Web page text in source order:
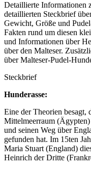
Detaillierte Informationen
detaillierten Steckbrief
Gewicht, Größe und
Fakten rund um diesen
und Informationen über
über den Malteser.
über Malteser-Pudel-
Steckbrief
Hunderasse:
Eine der Theorien besagt,
Mittelmeerraum
und seinen Weg über
gefunden hat. Im 15ten
Maria Stuart (England)
Heinrich der Dritte